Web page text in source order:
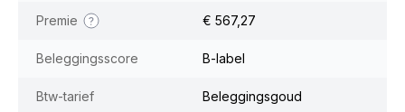
Premie € 567,27
Beleggingsscore B-label
Btw-tarief Beleggingsgoud